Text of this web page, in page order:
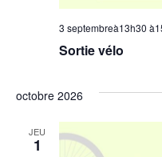
Sortie vélo
3 septembreà13h30 à
octobre 2026
JEU
1